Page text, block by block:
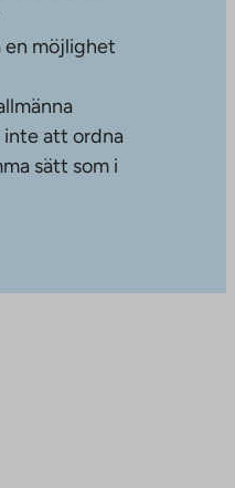
en möjlighet
inte att ordna
sätt som i